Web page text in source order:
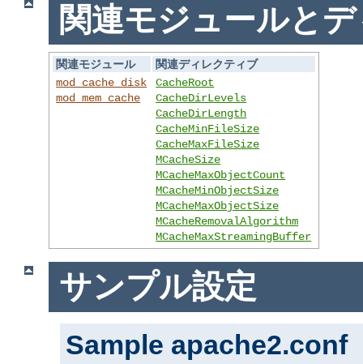
関連モジュールと
関連モジュール
関連ディレクティブ
mod_cache_disk
mod_mem_cache
CacheRoot
CacheDirLevels
CacheDirLength
CacheMinFileSize
CacheMaxFileSize
MCacheSize
MCacheMaxObjectCount
MCacheMinObjectSize
MCacheMaxObjectSize
MCacheRemovalAlgorithm
MCacheMaxStreamingBuffer
サンプル設定
Sample apache2.conf